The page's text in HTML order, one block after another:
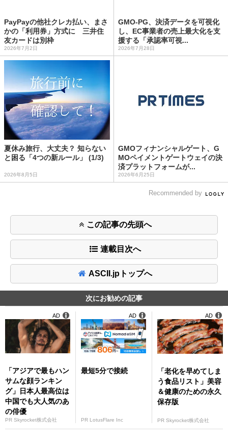
PayPayの他社クレカ払い、まさ
かの「利用券」方式に 三井住
友カードは別枠
2026年7月2日
GMO-PG、決済データを可視化
し、EC事業者の売上最大化を支
援する「承認率可視...
2026年7月28日
夏休み旅行、大丈夫？ 知らない
と困る「4つの新ルール」 (1/3)
2026年8月5日
GMOフィナンシャルゲート、G
MOペイメントゲートウェイの決
済プラットフォームが...
2026年6月25日
Recommended by
この記事の先頭へ
連載目次へ
ASCII.jpトップへ
次にお勧めの記事
「アジアで最もハン
サムな顔ランキン
グ」日本人最高位は
中国でも大人気のあ
の俳優
PR Skyrocket株式会社
AD
最短5分で接続
PR LotusFlare Inc
AD
「老化を早めてしま
う食品リスト」美容
＆健康のための永久
保存版
PR Skyrocket株式会社
AD